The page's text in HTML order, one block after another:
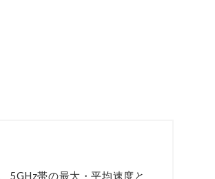
5GHz帯の最大・平均速度と